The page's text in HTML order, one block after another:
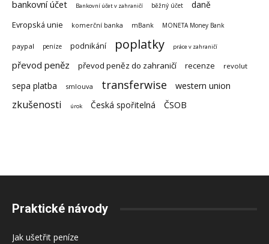
bankovní účet Bankovní účet v zahraničí běžný účet daně
Evropská unie komerční banka mBank MONETA Money Bank
paypal peníze podnikání poplatky práce v zahraničí
převod peněz převod peněz do zahraničí recenze revolut
sepa platba smlouva transferwise western union
zkušenosti úrok Česká spořitelná ČSOB
Praktické návody
Jak ušetřit peníze